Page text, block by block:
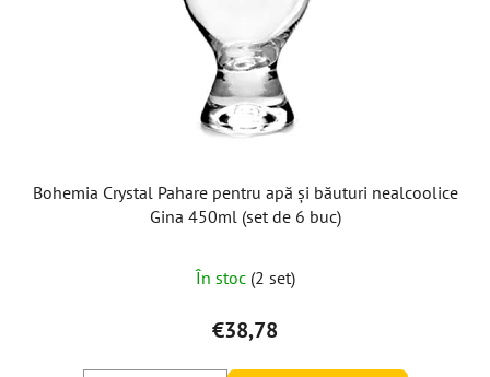
Bohemia Crystal Pahare pentru apă și băuturi nealcoolice
Gina 450ml (set de 6 buc)
În stoc (2 set)
€38,78